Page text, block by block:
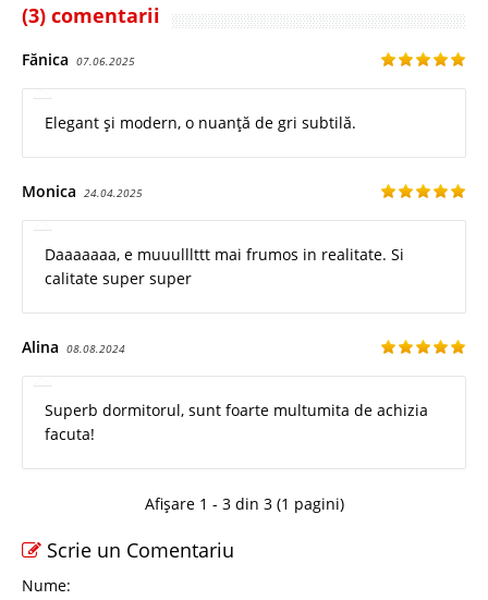
(3) comentarii
Fănica 07.06.2025
Elegant și modern, o nuanță de gri subtilă.
Monica 24.04.2025
Daaaaaaa, e muuulllttt mai frumos in realitate. Si
calitate super super
Alina 08.08.2024
Superb dormitorul, sunt foarte multumita de achizia
facuta!
Afișare 1 - 3 din 3 (1 pagini)
Scrie un Comentariu
Nume: